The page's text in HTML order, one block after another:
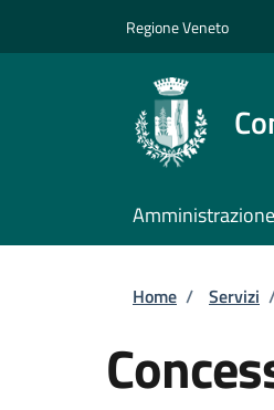
Regione Veneto
Amministrazione
Home / Servizi